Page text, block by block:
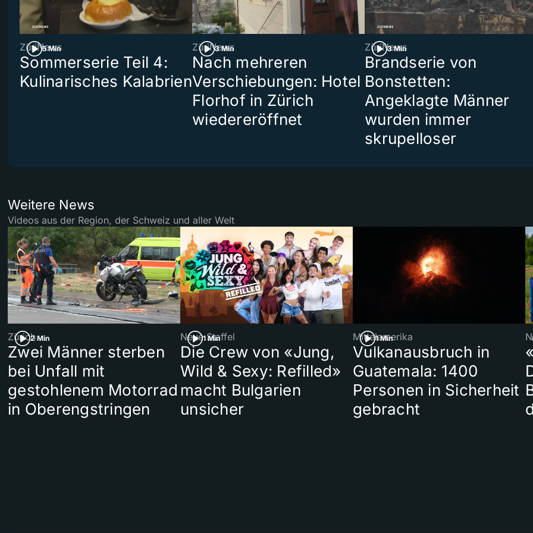
5 Min
ZüriNews
Sommerserie Teil 4:
Kulinarisches Kalabrien
3 Min
ZüriNews
Nach mehreren
Verschiebungen: Hotel
Florhof in Zürich
wiedereröffnet
3 Min
ZüriNews
Brandserie von
Bonstetten:
Angeklagte Männer
wurden immer
skrupelloser
Weitere News
Videos aus der Region, der Schweiz und aller Welt
2 Min
Zürich
Zwei Männer sterben
bei Unfall mit
gestohlenem Motorrad
in Oberengstringen
1 Min
Neue Staffel
Die Crew von «Jung,
Wild & Sexy: Refilled»
macht Bulgarien
unsicher
1 Min
Mittelamerika
Vulkanausbruch in
Guatemala: 1400
Personen in Sicherheit
gebracht